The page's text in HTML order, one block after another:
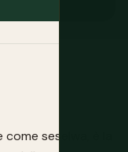
seselwa, è la